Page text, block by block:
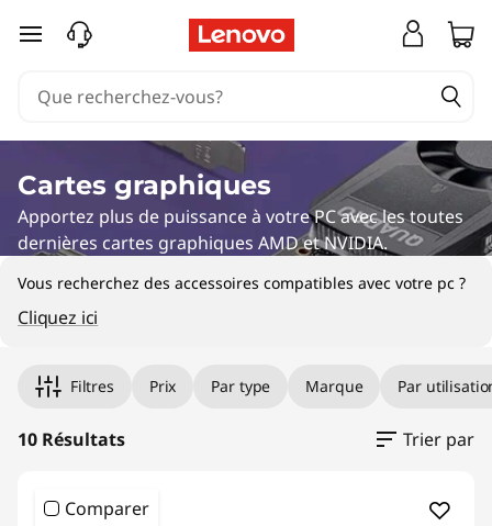
C
e
s
g
p
passer au contenu principal
Cartes graphiques
Apportez plus de puissance à votre PC avec les toutes
dernières cartes graphiques AMD et NVIDIA.
Vous recherchez des accessoires compatibles avec votre pc ?
Cliquez ici
Filtres Prix Par type Marque Par
10 Résultats Trier par
Comparer